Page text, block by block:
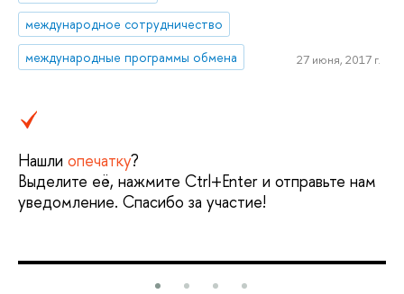
международное сотрудничество
международные программы обмена
27 июня, 2017 г.
Нашли опечатку?
Выделите её, нажмите Ctrl+Enter и отправьте нам
уведомление. Спасибо за участие!